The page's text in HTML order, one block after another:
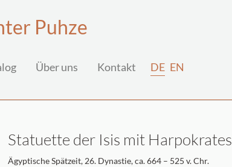
Puhze
Über uns Kontakt DE EN
Statuette der Isis mit Harpokrates
Ägyptische Spätzeit, 26. Dynastie, ca. 664 – 525 v. Chr.